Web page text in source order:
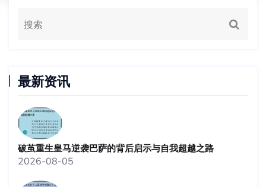
最新资讯
破茧重生皇马逆袭巴萨的背后启示与自我超越之路
2026-08-05